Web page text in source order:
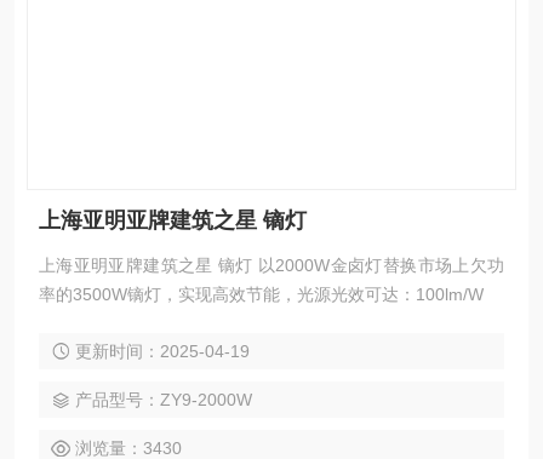
上海亚明亚牌建筑之星 镝灯
上海亚明亚牌建筑之星 镝灯 以2000W金卤灯替换市场上欠功
率的3500W镝灯，实现高效节能，光源光效可达：100lm/W
更新时间：2025-04-19
产品型号：ZY9-2000W
浏览量：3430